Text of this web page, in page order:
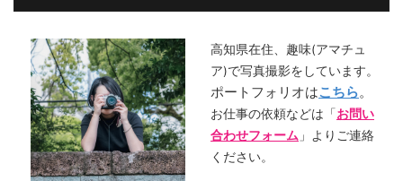
高知県在住、趣味(アマチュ
ア)で写真撮影をしています。
ポートフォリオはこちら。
お仕事の依頼などは「お問い
合わせフォーム 」よりご連絡
ください。